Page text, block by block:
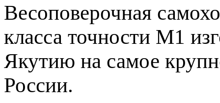
Весоповерочная
класса точности M1
Якутию на самое
России.